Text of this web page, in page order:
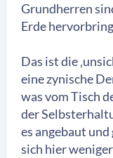
Grundherren
Erde
Das ist die
eine zynische
was vom Tisch
der
es angebaut
sich hier